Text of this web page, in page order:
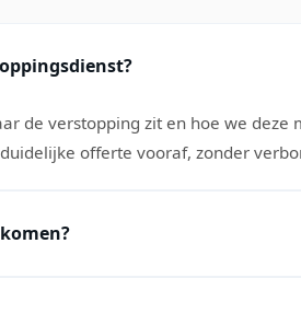
de verstopping zit en hoe we deze
offerte vooraf, zonder